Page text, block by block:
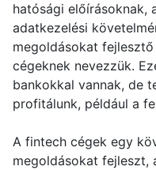
hatósági előírásoknak,
adatkezelési
megoldásokat
cégeknek nevezzük.
bankokkal vannak, de
profitálunk, például a
A fintech cégek egy
megoldásokat fejleszt,